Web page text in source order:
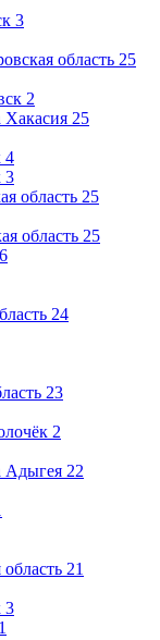
3
область 25
2
Хакасия 25
4
3
область 25
область 25
24
23
2
Адыгея 22
21
3
1